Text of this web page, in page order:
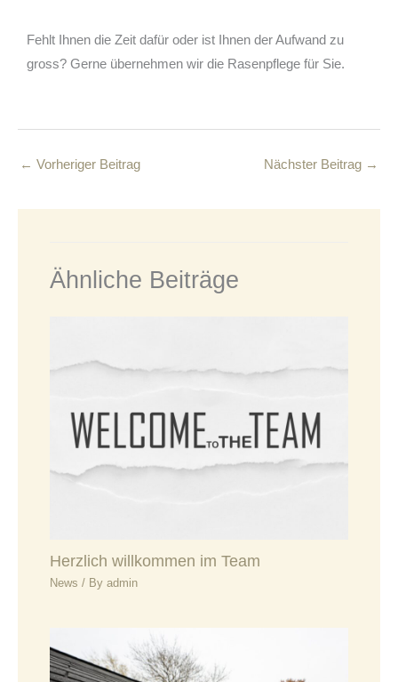
Fehlt Ihnen die Zeit dafür oder ist Ihnen der Aufwand zu
gross? Gerne übernehmen wir die Rasenpflege für Sie.
← Vorheriger Beitrag Nächster Beitrag →
Ähnliche Beiträge
Herzlich willkommen im Team
News / Byadmin